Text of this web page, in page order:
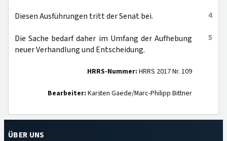
4
Diesen Ausführungen tritt der Senat bei.
5
Die Sache bedarf daher im Umfang der Aufhebung
neuer Verhandlung und Entscheidung.
HRRS-Nummer: HRRS 2017 Nr. 109
Bearbeiter: Karsten Gaede/Marc-Philipp Bittner
ÜBER UNS